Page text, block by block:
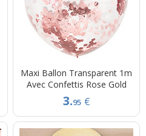
Maxi Ballon Transparent 1m
Avec Confettis Rose Gold
3.95 €